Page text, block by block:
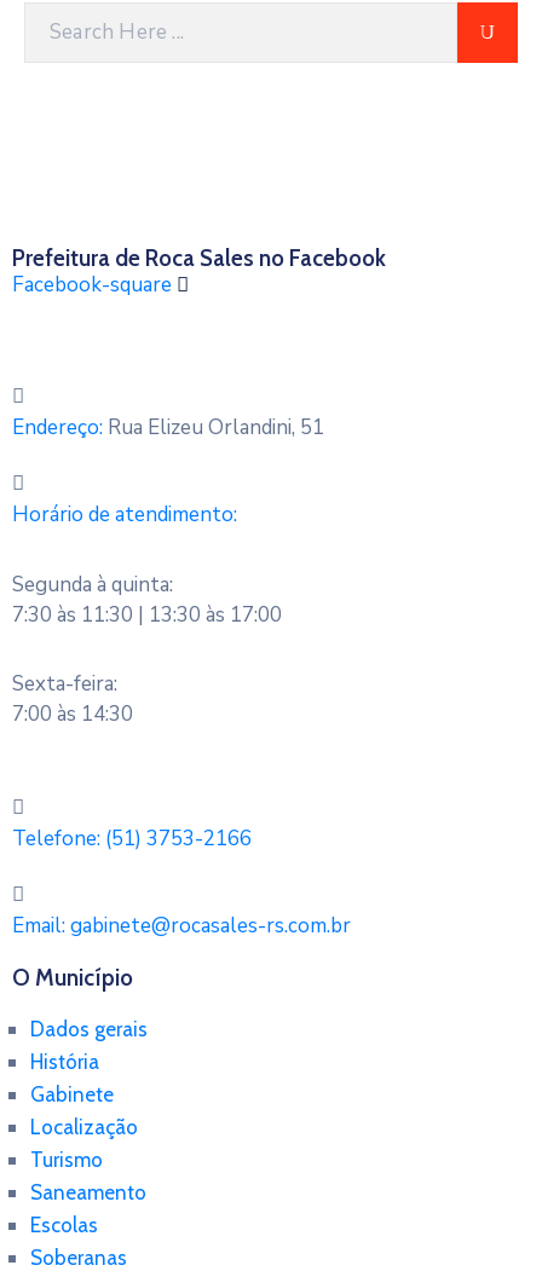
Prefeitura de Roca Sales no Facebook
Facebook-square
Endereço: Rua Elizeu Orlandini, 51
Horário de atendimento:
Segunda à quinta:
7:30 às 11:30 | 13:30 às 17:00
Sexta-feira:
7:00 às 14:30
Telefone: (51) 3753-2166
Email:gabinete@rocasales-rs.com.br
O Município
Dados gerais
História
Gabinete
Localização
Turismo
Saneamento
Escolas
Soberanas